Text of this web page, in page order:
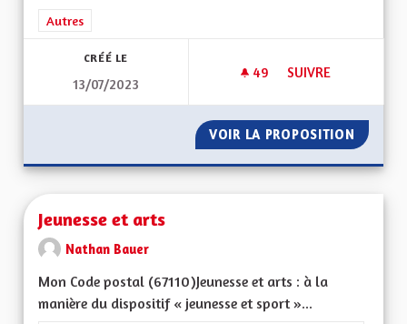
Filtrer les résultats de la catégorie : Autres
Autres
CRÉÉ LE
13/07/2023
49 49 ABONNÉS
SUIVRE
VOIR LA PROPOSITION POUR
Jeunesse et arts
Nathan Bauer
Mon Code postal (67110)Jeunesse et arts : à la
manière du dispositif « jeunesse et sport »...